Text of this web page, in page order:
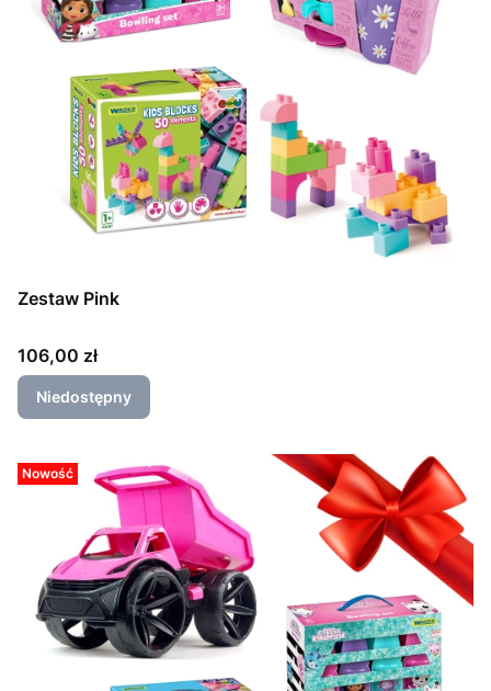
Zestaw Pink
Cena
106,00 zł
Niedostępny
Nowość